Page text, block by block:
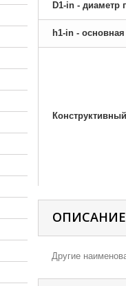
D1-in - диаметр
h1-in -
ОПИСАНИЕ
Другие